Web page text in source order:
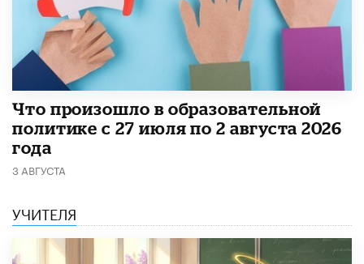
​Что произошло в образовательной
политике с 27 июля по 2 августа 2026
года
3 АВГУСТА
УЧИТЕЛЯ